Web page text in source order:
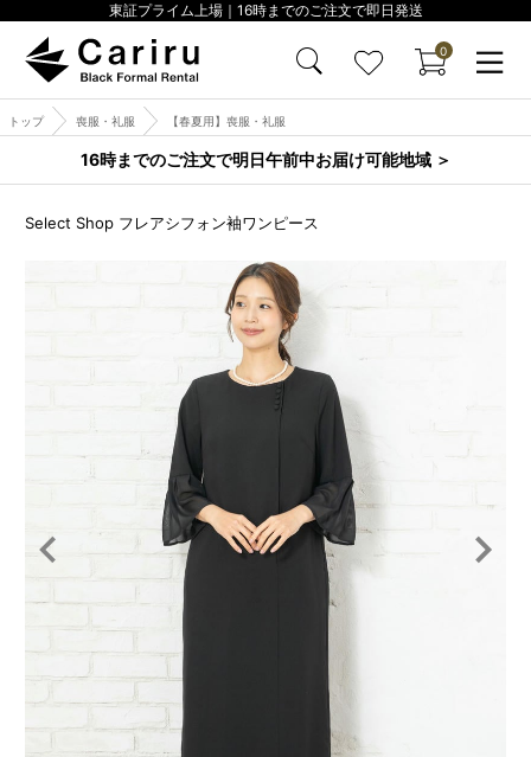
東証プライム上場｜16時までのご注文で即日発送
0
トップ 喪服・礼服 【春夏用】喪服・礼服
16時までのご注文で明日午前中お届け可能地域 ＞
Select Shop フレアシフォン袖ワンピース